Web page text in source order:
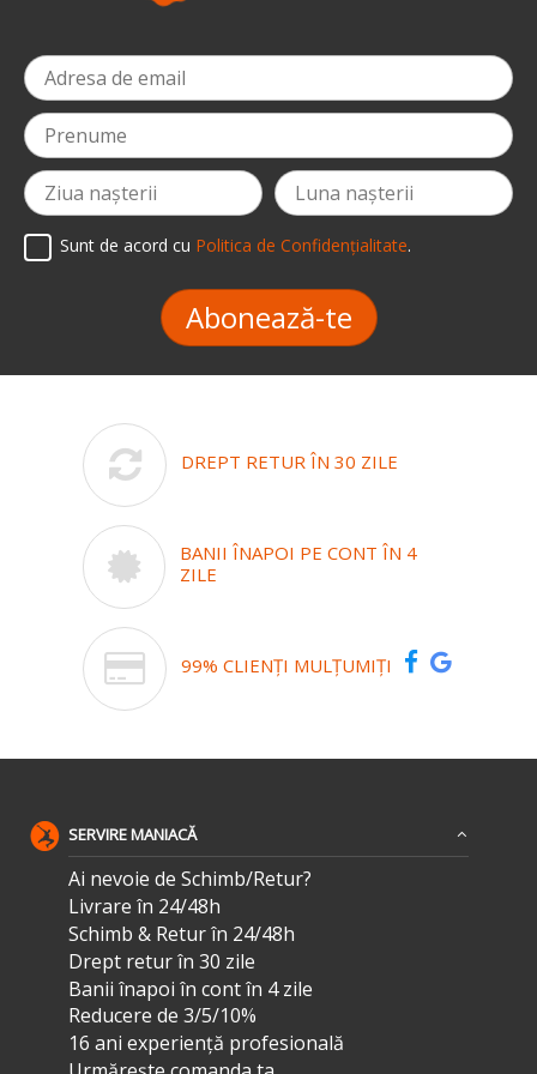
Sunt de acord cu Politica de Confidențialitate.
Abonează-te
DREPT RETUR ÎN 30 ZILE
BANII ÎNAPOI PE CONT ÎN 4
ZILE
99% CLIENȚI MULȚUMIȚI
SERVIRE MANIACĂ
Ai nevoie de Schimb/Retur?
Livrare în 24/48h
Schimb & Retur în 24/48h
Drept retur în 30 zile
Banii înapoi în cont în 4 zile
Reducere de 3/5/10%
16 ani experiență profesională